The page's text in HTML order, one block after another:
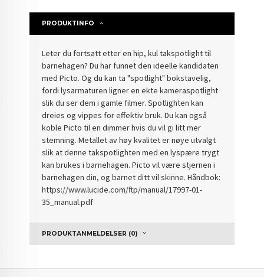
PRODUKTINFO
Leter du fortsatt etter en hip, kul takspotlight til
barnehagen? Du har funnet den ideelle kandidaten
med Picto. Og du kan ta "spotlight" bokstavelig,
fordi lysarmaturen ligner en ekte kameraspotlight
slik du ser dem i gamle filmer. Spotlighten kan
dreies og vippes for effektiv bruk. Du kan også
koble Picto til en dimmer hvis du vil gi litt mer
stemning. Metallet av høy kvalitet er nøye utvalgt
slik at denne takspotlighten med en lyspære trygt
kan brukes i barnehagen. Picto vil være stjernen i
barnehagen din, og barnet ditt vil skinne. Håndbok:
https://www.lucide.com/ftp/manual/17997-01-
35_manual.pdf
PRODUKTANMELDELSER (0)